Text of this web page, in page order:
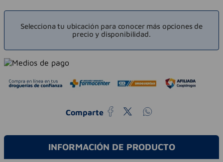
Selecciona tu ubicación para conocer más opciones de
precio y disponibilidad.
Comparte
INFORMACIÓN DE PRODUCTO